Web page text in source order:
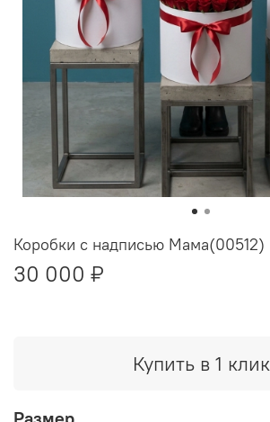
Коробки с надписью Мама(00512)
30 000 ₽
Купить в 1 клик